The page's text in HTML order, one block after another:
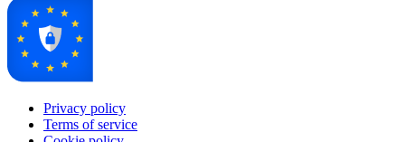
Privacy policy
Terms of service